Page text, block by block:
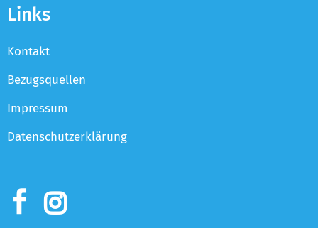
Links
Kontakt
Bezugsquellen
Impressum
Datenschutzerklärung